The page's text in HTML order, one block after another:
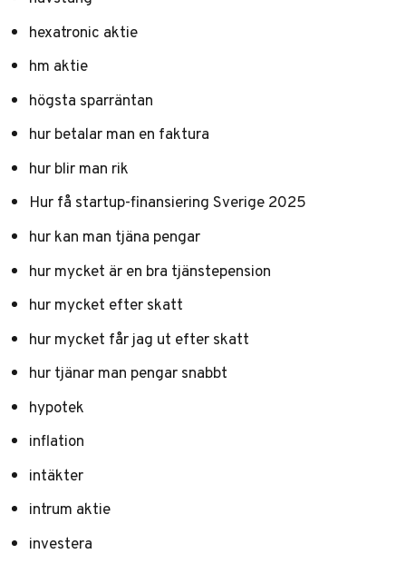
hexatronic aktie
hm aktie
högsta sparräntan
hur betalar man en faktura
hur blir man rik
Hur få startup-finansiering Sverige 2025
hur kan man tjäna pengar
hur mycket är en bra tjänstepension
hur mycket efter skatt
hur mycket får jag ut efter skatt
hur tjänar man pengar snabbt
hypotek
inflation
intäkter
intrum aktie
investera